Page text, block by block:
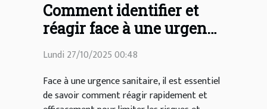
Comment identifier et
réagir face à une urgence
sanitaire ?
Lundi 27/10/2025 00:48
Face à une urgence sanitaire, il est essentiel
de savoir comment réagir rapidement et